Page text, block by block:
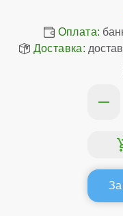
Оплата:
Доставка: